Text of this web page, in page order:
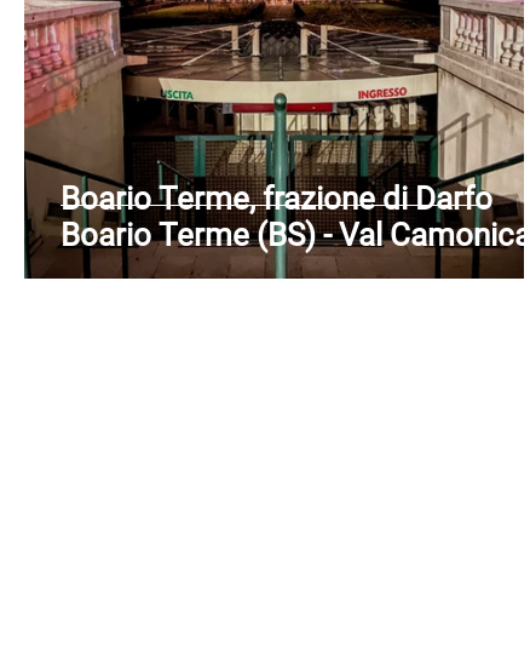
Boario Terme, frazione di Darfo
Boario Terme (BS) - Val Camonica -
Lombardia